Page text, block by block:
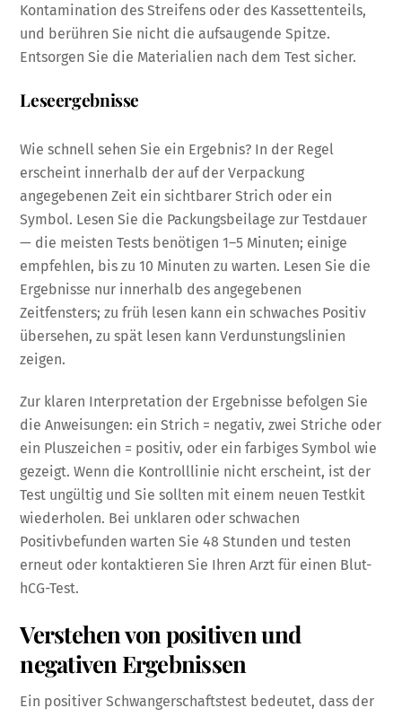
Kontamination des Streifens oder des Kassettenteils,
und berühren Sie nicht die aufsaugende Spitze.
Entsorgen Sie die Materialien nach dem Test sicher.
Leseergebnisse
Wie schnell sehen Sie ein Ergebnis? In der Regel
erscheint innerhalb der auf der Verpackung
angegebenen Zeit ein sichtbarer Strich oder ein
Symbol. Lesen Sie die Packungsbeilage zur Testdauer
— die meisten Tests benötigen 1–5 Minuten; einige
empfehlen, bis zu 10 Minuten zu warten. Lesen Sie die
Ergebnisse nur innerhalb des angegebenen
Zeitfensters; zu früh lesen kann ein schwaches Positiv
übersehen, zu spät lesen kann Verdunstungslinien
zeigen.
Zur klaren Interpretation der Ergebnisse befolgen Sie
die Anweisungen: ein Strich = negativ, zwei Striche oder
ein Pluszeichen = positiv, oder ein farbiges Symbol wie
gezeigt. Wenn die Kontrolllinie nicht erscheint, ist der
Test ungültig und Sie sollten mit einem neuen Testkit
wiederholen. Bei unklaren oder schwachen
Positivbefunden warten Sie 48 Stunden und testen
erneut oder kontaktieren Sie Ihren Arzt für einen Blut-
hCG-Test.
Verstehen von positiven und
negativen Ergebnissen
Ein positiver Schwangerschaftstest bedeutet, dass der